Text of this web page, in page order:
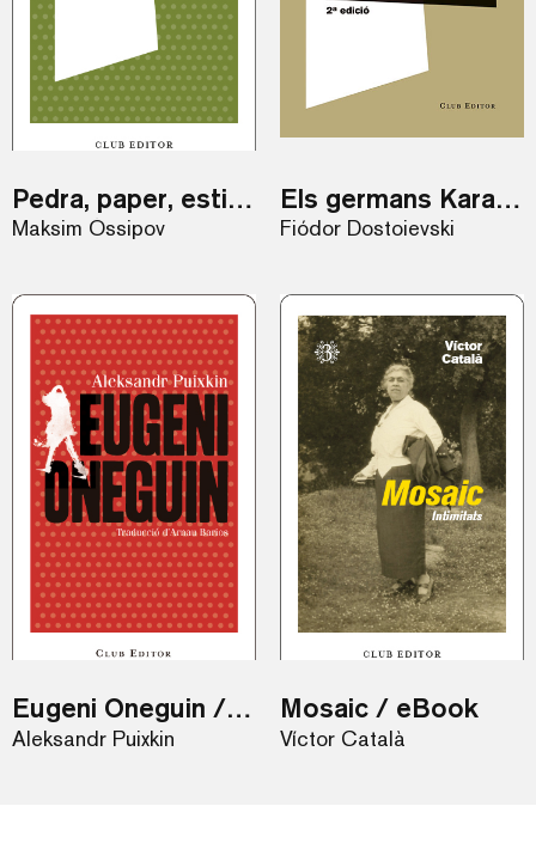
Pedra, paper, estisores / eBook
Maksim Óssipov
Els germans Karamàzov
Fiódor Dostoievski
Eugeni Oneguin / eBook
Aleksandr Puixkin
Mosaic / eBook
Víctor Català